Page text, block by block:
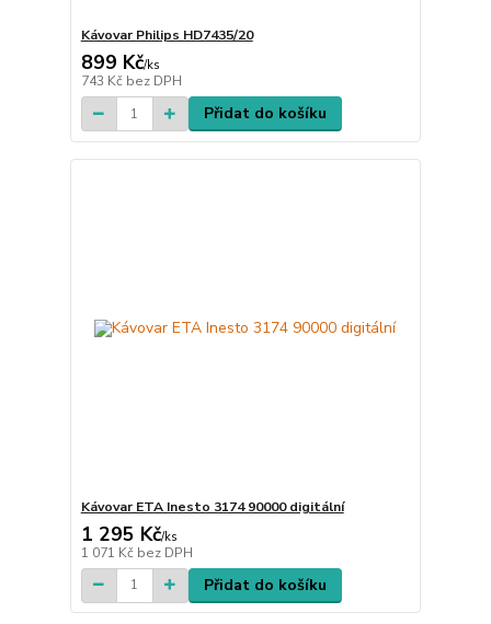
Kávovar Philips HD7435/20
899 Kč/ks
743 Kč bez DPH
Přidat do košíku
Kávovar ETA Inesto 3174 90000 digitální
1 295 Kč/ks
1 071 Kč bez DPH
Přidat do košíku